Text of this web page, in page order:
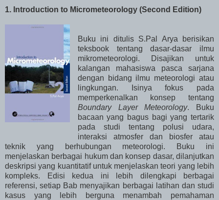
1. Introduction to Micrometeorology (Second Edition)
Buku ini ditulis S.Pal Arya berisikan
teksbook tentang dasar-dasar ilmu
mikrometeorologi. Disajikan untuk
kalangan mahasiswa pasca sarjana
dengan bidang ilmu meteorologi atau
lingkungan. Isinya fokus pada
memperkenalkan konsep tentang
Boundary Layer Meteorology. Buku
bacaan yang bagus bagi yang tertarik
pada studi tentang polusi udara,
interaksi atmosfer dan biosfer atau
teknik yang berhubungan meteorologi. Buku ini
menjelaskan berbagai hukum dan konsep dasar, dilanjutkan
deskripsi yang kuantitatif untuk menjelaskan teori yang lebih
kompleks. Edisi kedua ini lebih dilengkapi berbagai
referensi, setiap Bab menyajikan berbagai latihan dan studi
kasus yang lebih berguna menambah pemahaman